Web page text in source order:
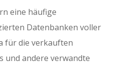
eine häufige
Datenbanken voller
für die verkauften
und andere verwandte